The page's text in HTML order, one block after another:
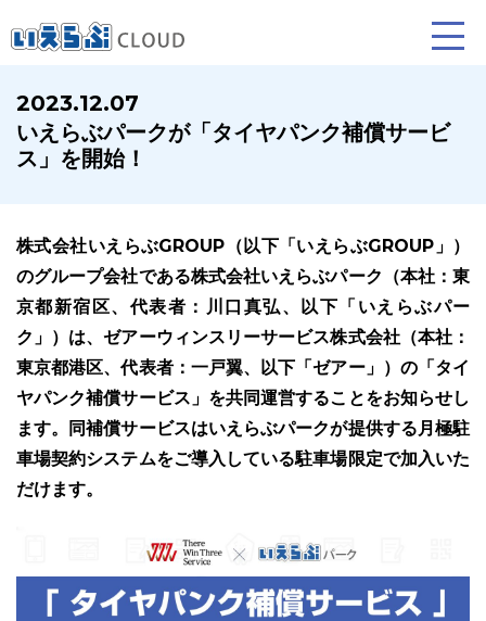
賃貸仲介
ホームページ制作について プラン紹介･制作の流れ
2023.12.07
いえらぶパークが「タイヤパンク補償サービ
ス」を開始！
株式会社いえらぶGROUP（以下「いえらぶGROUP」）
のグループ会社である株式会社いえらぶパーク（本社：東
京都新宿区、代表者：川口真弘、以下「いえらぶパー
ク」）は、ゼアーウィンスリーサービス株式会社（本社：
東京都港区、代表者：一戸翼、以下「ゼアー」）の「タイ
ヤパンク補償サービス」を共同運営することをお知らせし
ます。同補償サービスはいえらぶパークが提供する月極駐
車場契約システムをご導入している駐車場限定で加入いた
だけます。